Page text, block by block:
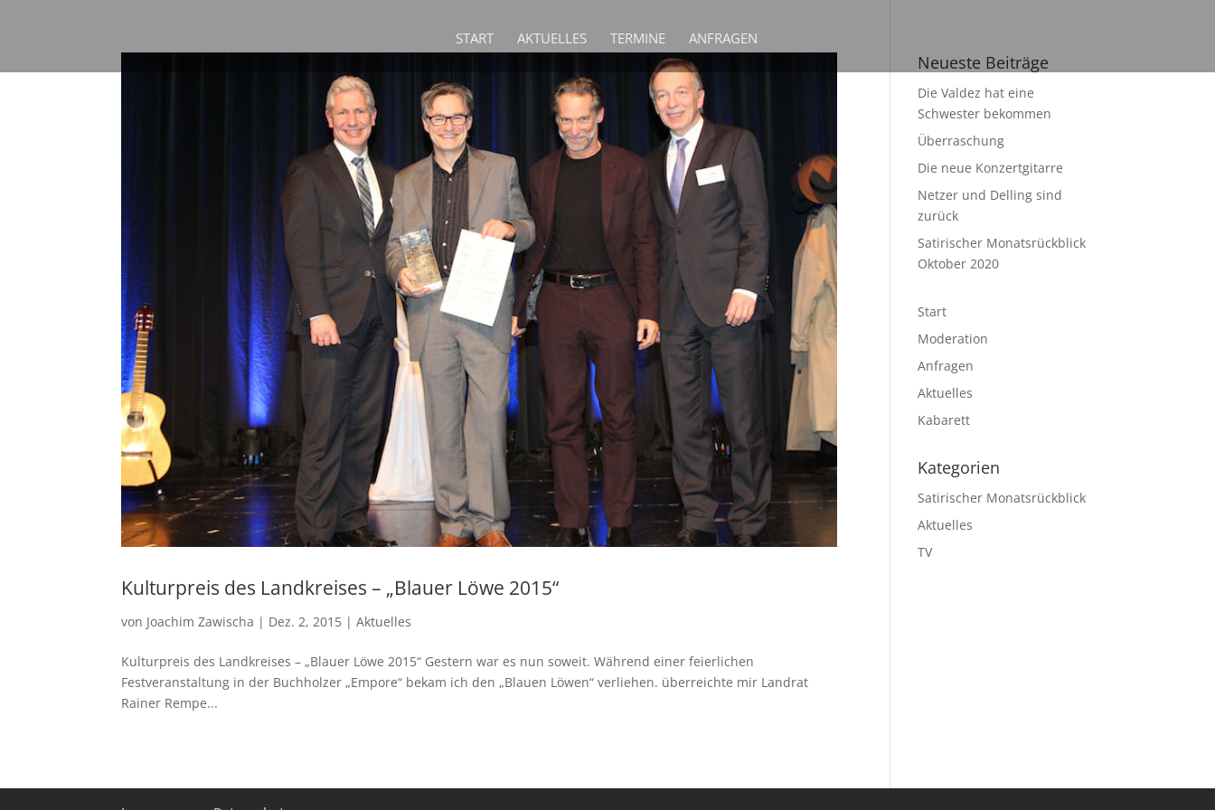
START AKTUELLES TERMINE ANFRAGEN
Kulturpreis des Landkreises – „Blauer Löwe 2015“
von Joachim Zawischa | Dez. 2, 2015 |Aktuelles
Kulturpreis des Landkreises – „Blauer Löwe 2015“ Gestern war es nun soweit. Während einer feierlichen
Festveranstaltung in der Buchholzer „Empore“ bekam ich den „Blauen Löwen“ verliehen. überreichte mir Landrat
Rainer Rempe...
Neueste Beiträge
Die Valdez hat eine
Schwester bekommen
Überraschung
Die neue Konzertgitarre
Netzer und Delling sind
zurück
Satirischer Monatsrückblick
Oktober 2020
Start
Moderation
Anfragen
Aktuelles
Kabarett
Kategorien
Satirischer Monatsrückblick
Aktuelles
TV